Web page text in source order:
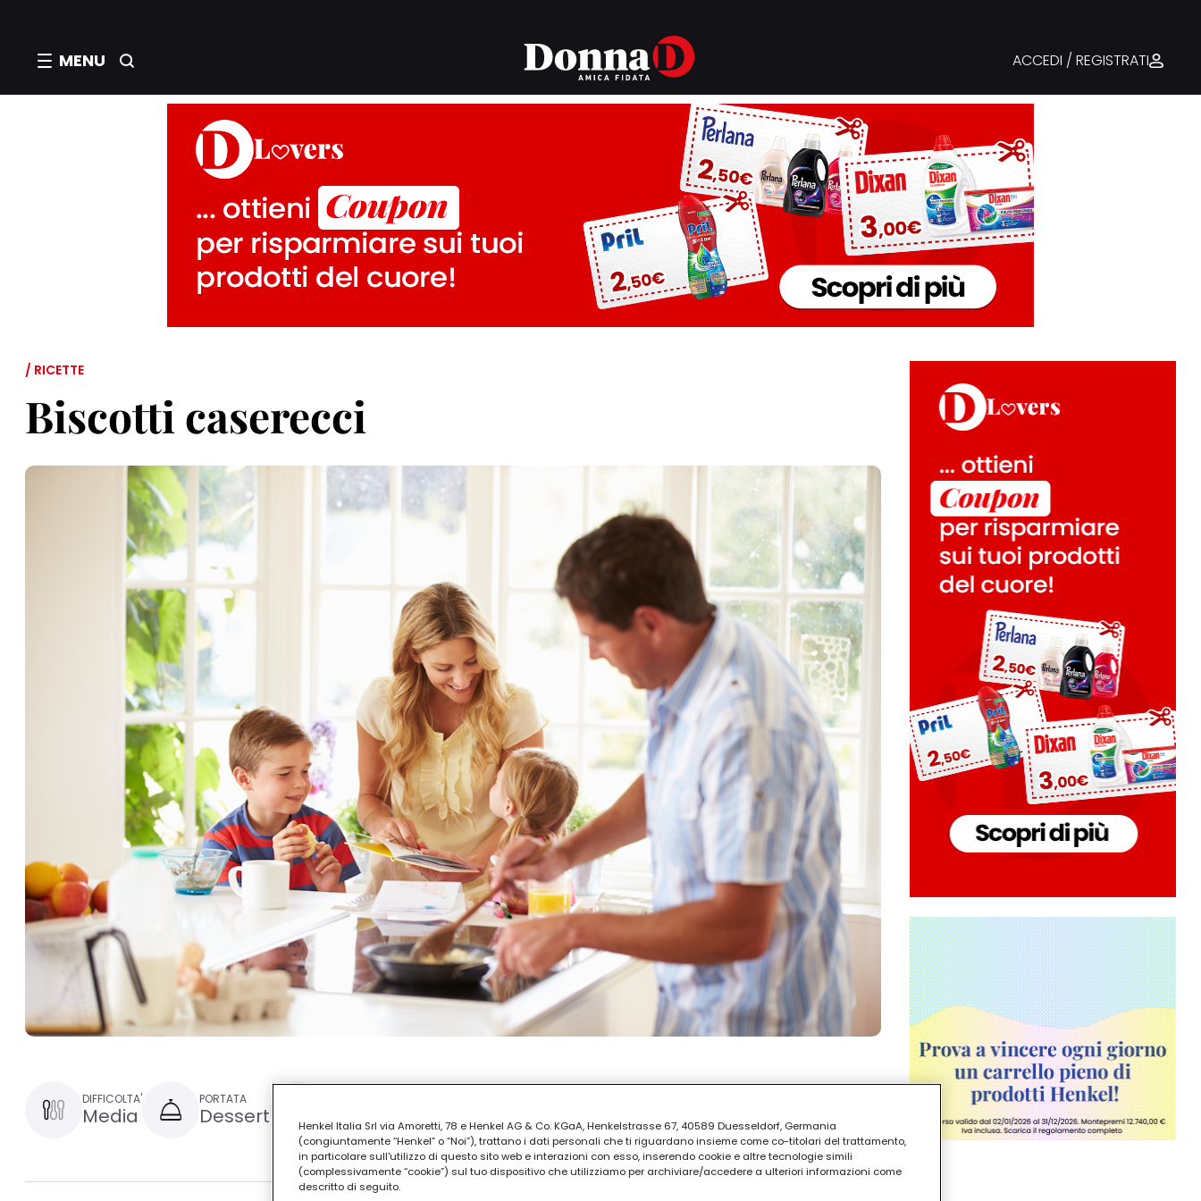
MENU ACCEDI / REGISTRATI
/ RICETTE
Biscotti caserecci
DIFFICOLTA'
Media
PORTATA
Dessert 1 ora e 30
Henkel Italia Srl via Amoretti, 78 e Henkel AG & Co. KGaA, Henkelstrasse 67, 40589 Duesseldorf, Germania
(congiuntamente “Henkel” o “Noi”), trattano i dati personali che ti riguardano insieme come co-titolari del trattamento,
in particolare sull'utilizzo di questo sito web e interazioni con esso, inserendo cookie e altre tecnologie simili
(complessivamente “cookie”) sul tuo dispositivo che utilizziamo per archiviare/accedere a ulteriori informazioni come
descritto di seguito.